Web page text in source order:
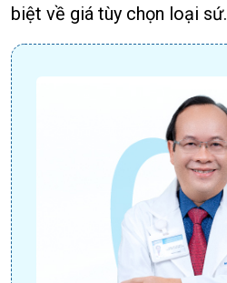
biệt về giá tùy chọn loại sứ.